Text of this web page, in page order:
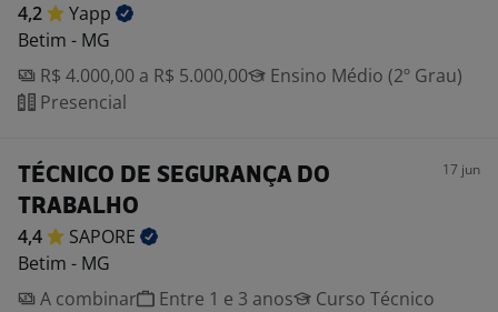
4,2
Yapp
Betim - MG
R$ 4.000,00 a R$ 5.000,00
Ensino Médio (2º Grau)
Presencial
TÉCNICO DE SEGURANÇA DO
TRABALHO
17 jun
4,4
SAPORE
Betim - MG
A combinar
Entre 1 e 3 anos
Curso Técnico